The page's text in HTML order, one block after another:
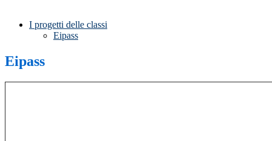
I progetti delle classi
Eipass
Eipass